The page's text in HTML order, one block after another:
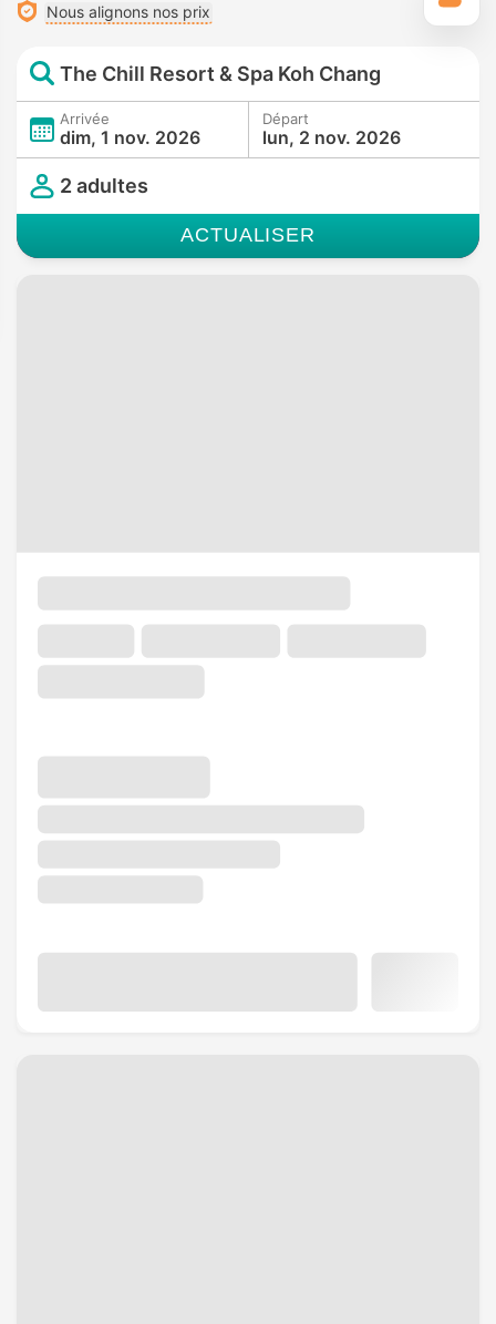
Nous alignons nos prix
The Chill Resort & Spa Koh Chang
Arrivée
dim, 1 nov. 2026
Départ
lun, 2 nov. 2026
2 adultes
ACTUALISER